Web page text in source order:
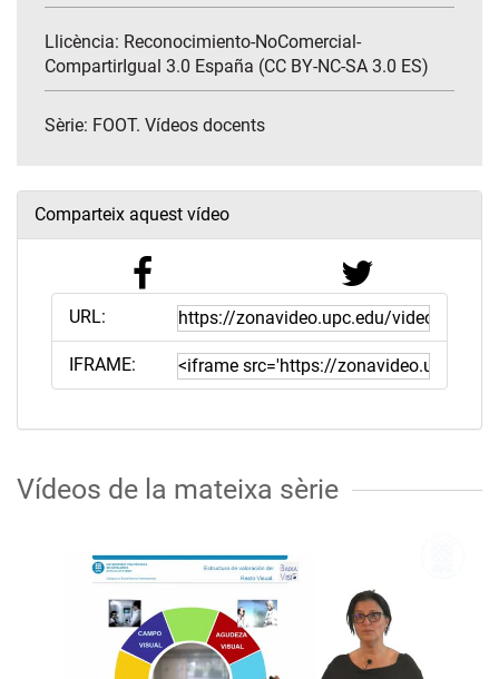
Llicència: Reconocimiento-NoComercial-
CompartirIgual 3.0 España (CC BY-NC-SA 3.0 ES)
Sèrie: FOOT. Vídeos docents
Comparteix aquest vídeo
URL:
IFRAME:
Vídeos de la mateixa sèrie